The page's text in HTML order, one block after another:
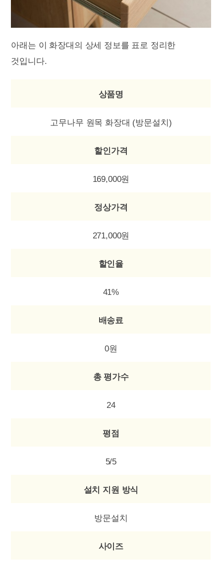
아래는 이 화장대의 상세 정보를 표로 정리한
것입니다.
상품명
고무나무 원목 화장대 (방문설치)
할인가격
169,000원
정상가격
271,000원
할인율
41%
배송료
0원
총 평가수
24
평점
5/5
설치 지원 방식
방문설치
사이즈